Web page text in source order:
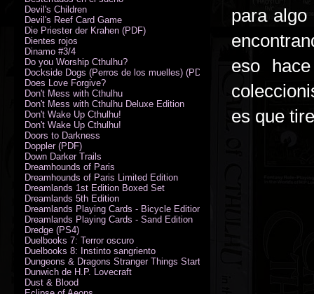
para algo
eso
es que
Devil's Children
Devil's Reef Card Game
Die Priester der Krahen (PDF)
Dientes rojos
Dinamo #3/4
Do you Worship Cthulhu?
Dockside Dogs (Perros de los muelles) (PDF)
Does Love Forgive?
Don't Mess with Cthulhu
Don't Mess with Cthulhu Deluxe Edition
Don't Wake Up Cthulhu!
Don't Wake Up Cthulhu!
Doors to Darkness
Doppler (PDF)
Down Darker Trails
Dreamhounds of Paris
Dreamhounds of Paris Limited Edition
Dreamlands 1st Edition Boxed Set
Dreamlands 5th Edition
Dreamlands Playing Cards - Bicycle Edition
Dreamlands Playing Cards - Sand Edition
Dredge (PS4)
Duelbooks 7: Terror oscuro
Duelbooks 8: Instinto sangriento
Dungeons & Dragons Stranger Things Starter Set
Dunwich de H.P. Lovecraft
Dust & Blood